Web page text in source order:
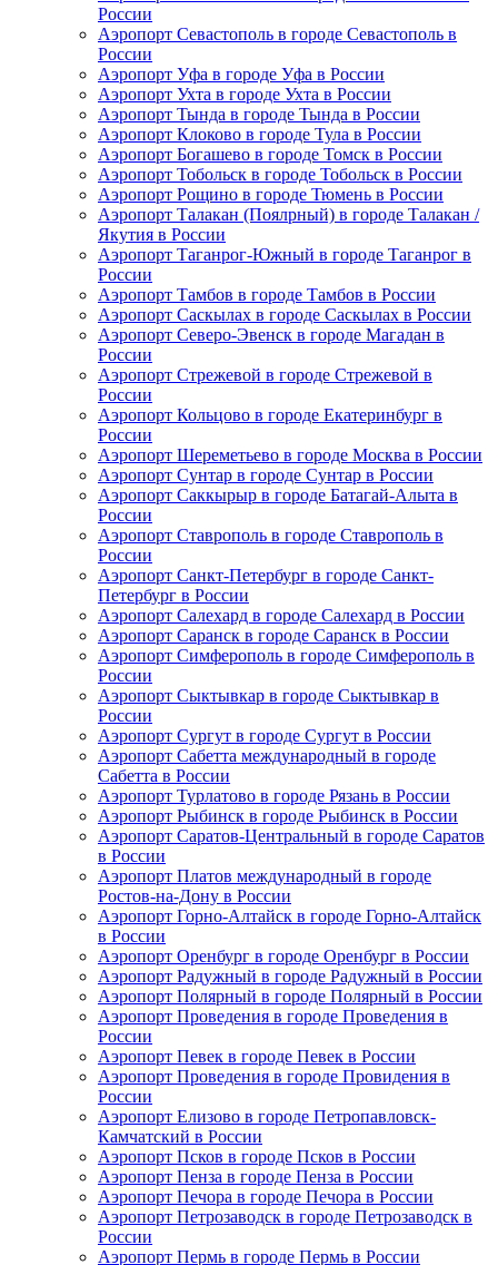
России
Аэропорт Севастополь в городе Севастополь в
России
Аэропорт Уфа в городе Уфа в России
Аэропорт Ухта в городе Ухта в России
Аэропорт Тында в городе Тында в России
Аэропорт Клоково в городе Тула в России
Аэропорт Богашево в городе Томск в России
Аэропорт Тобольск в городе Тобольск в России
Аэропорт Рощино в городе Тюмень в России
Аэропорт Талакан (Поялрный) в городе Талакан /
Якутия в России
Аэропорт Таганрог-Южный в городе Таганрог в
России
Аэропорт Тамбов в городе Тамбов в России
Аэропорт Саскылах в городе Саскылах в России
Аэропорт Северо-Эвенск в городе Магадан в
России
Аэропорт Стрежевой в городе Стрежевой в
России
Аэропорт Кольцово в городе Екатеринбург в
России
Аэропорт Шереметьево в городе Москва в России
Аэропорт Сунтар в городе Сунтар в России
Аэропорт Саккырыр в городе Батагай-Алыта в
России
Аэропорт Ставрополь в городе Ставрополь в
России
Аэропорт Санкт-Петербург в городе Санкт-
Петербург в России
Аэропорт Салехард в городе Салехард в России
Аэропорт Саранск в городе Саранск в России
Аэропорт Симферополь в городе Симферополь в
России
Аэропорт Сыктывкар в городе Сыктывкар в
России
Аэропорт Сургут в городе Сургут в России
Аэропорт Сабетта международный в городе
Сабетта в России
Аэропорт Турлатово в городе Рязань в России
Аэропорт Рыбинск в городе Рыбинск в России
Аэропорт Саратов-Центральный в городе Саратов
в России
Аэропорт Платов международный в городе
Ростов-на-Дону в России
Аэропорт Горно-Алтайск в городе Горно-Алтайск
в России
Аэропорт Оренбург в городе Оренбург в России
Аэропорт Радужный в городе Радужный в России
Аэропорт Полярный в городе Полярный в России
Аэропорт Проведения в городе Проведения в
России
Аэропорт Певек в городе Певек в России
Аэропорт Проведения в городе Провидения в
России
Аэропорт Елизово в городе Петропавловск-
Камчатский в России
Аэропорт Псков в городе Псков в России
Аэропорт Пенза в городе Пенза в России
Аэропорт Печора в городе Печора в России
Аэропорт Петрозаводск в городе Петрозаводск в
России
Аэропорт Пермь в городе Пермь в России